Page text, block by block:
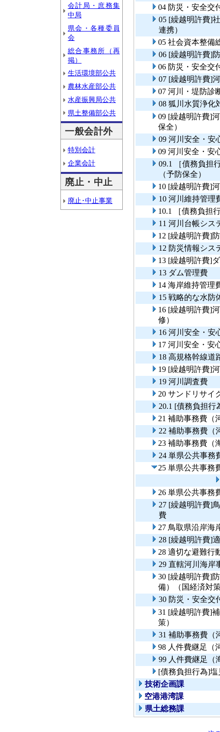
会計局・庶務集
中局
県会・各種委員
会
総合事務所（再
掲）
生活環境部公共
農林水産部公共
水産振興局公共
県土整備部公共
一般会計外
特別会計
企業会計
廃止・中止
廃止･中止事業
04 防災・安全交
05 [繰越明許費]
連携）
05 社会資本整備
06 [繰越明許費]
06 防災・安全交
07 [繰越明許費]
07 河川・堤防診
08 狐川水質浄化
09 [繰越明許費]
保全）
09 河川安全・安
09 河川安全・
09.1 ［債務負担
（予防保全）
10 [繰越明許費]
10 河川維持管理
10.1 ［債務負担
11 河川台帳シス
12 [繰越明許費]
12 防災情報シス
13 [繰越明許費]
13 ダム管理費
14 海岸維持管理
15 戦略的な水防
16 [繰越明許費]
修）
16 河川安全・安
17 河川安全・安
18 高規格幹線道
19 [繰越明許費]
19 河川調査費
20 サンドリサイ
20.1 [債務負担
21 補助事務費（
22 補助事務費（
23 補助事務費（
24 単県公共事務
25 単県公共事務
26 単県公共事務
27 [繰越明許費]
費
27 鳥取県沿岸海
28 [繰越明許費]
28 適切な避難行
29 直轄河川海岸
30 [繰越明許費]
備）（国経済対
30 防災・安全交
31 [繰越明許費]
策）
31 補助事務費（
98 人件費継足（
99 人件費継足（
[債務負担行為]
技術企画課
空港港湾課
県土総務課